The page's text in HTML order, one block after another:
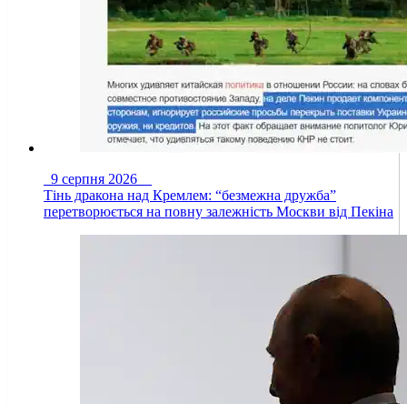
9 серпня 2026
Тінь дракона над Кремлем: “безмежна дружба”
перетворюється на повну залежність Москви від Пекіна